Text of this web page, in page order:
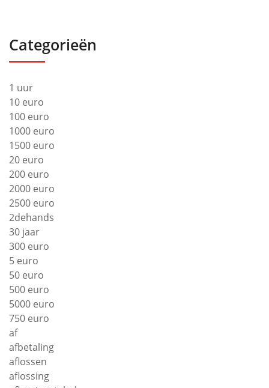
Categorieën
1 uur
10 euro
100 euro
1000 euro
1500 euro
20 euro
200 euro
2000 euro
2500 euro
2dehands
30 jaar
300 euro
5 euro
50 euro
500 euro
5000 euro
750 euro
af
afbetaling
aflossen
aflossing